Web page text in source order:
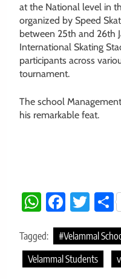
at the National level in
organized by Speed
between 25th and 26th
International Skating
participants across
tournament.
The school
his remarkable feat.
WhatsApp
Tagged: #Velammal
Velammal Students